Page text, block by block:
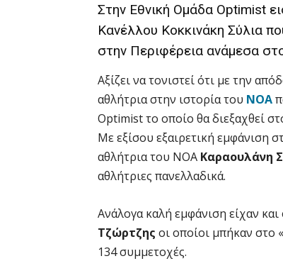
Στην Εθνική Ομάδα Optimist
Κανέλλου Κοκκινάκη Σύλια
στην Περιφέρεια ανάμεσα
Αξίζει να τονιστεί ότι με την
αθλήτρια στην ιστορία του ΝΟΑ
Optimist το οποίο θα διεξαχθεί
Με εξίσου εξαιρετική εμφάνιση
αθλήτρια του ΝΟΑ Καραουλάνη
αθλήτριες πανελλαδικά.
Ανάλογα καλή εμφάνιση είχαν και
Τζώρτζης οι οποίοι μπήκαν στο
134 συμμετοχές.